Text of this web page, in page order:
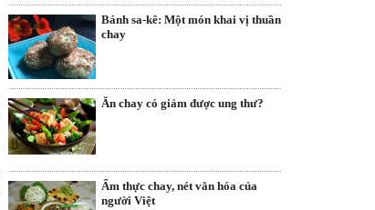
Bánh sa-kê: Một món khai vị thuần
chay
Ăn chay có giảm được ung thư?
Ẩm thực chay, nét văn hóa của
người Việt